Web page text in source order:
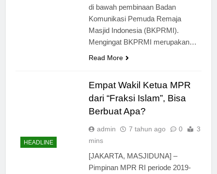
di bawah pembinaan Badan
Komunikasi Pemuda Remaja
Masjid Indonesia (BKPRMI).
Mengingat BKPRMI merupakan…
Read More
HEADLINE
Empat Wakil Ketua MPR
dari “Fraksi Islam”, Bisa
Berbuat Apa?
admin 7 tahun ago 0
3
mins
[JAKARTA, MASJIDUNA] –
Pimpinan MPR RI periode 2019-